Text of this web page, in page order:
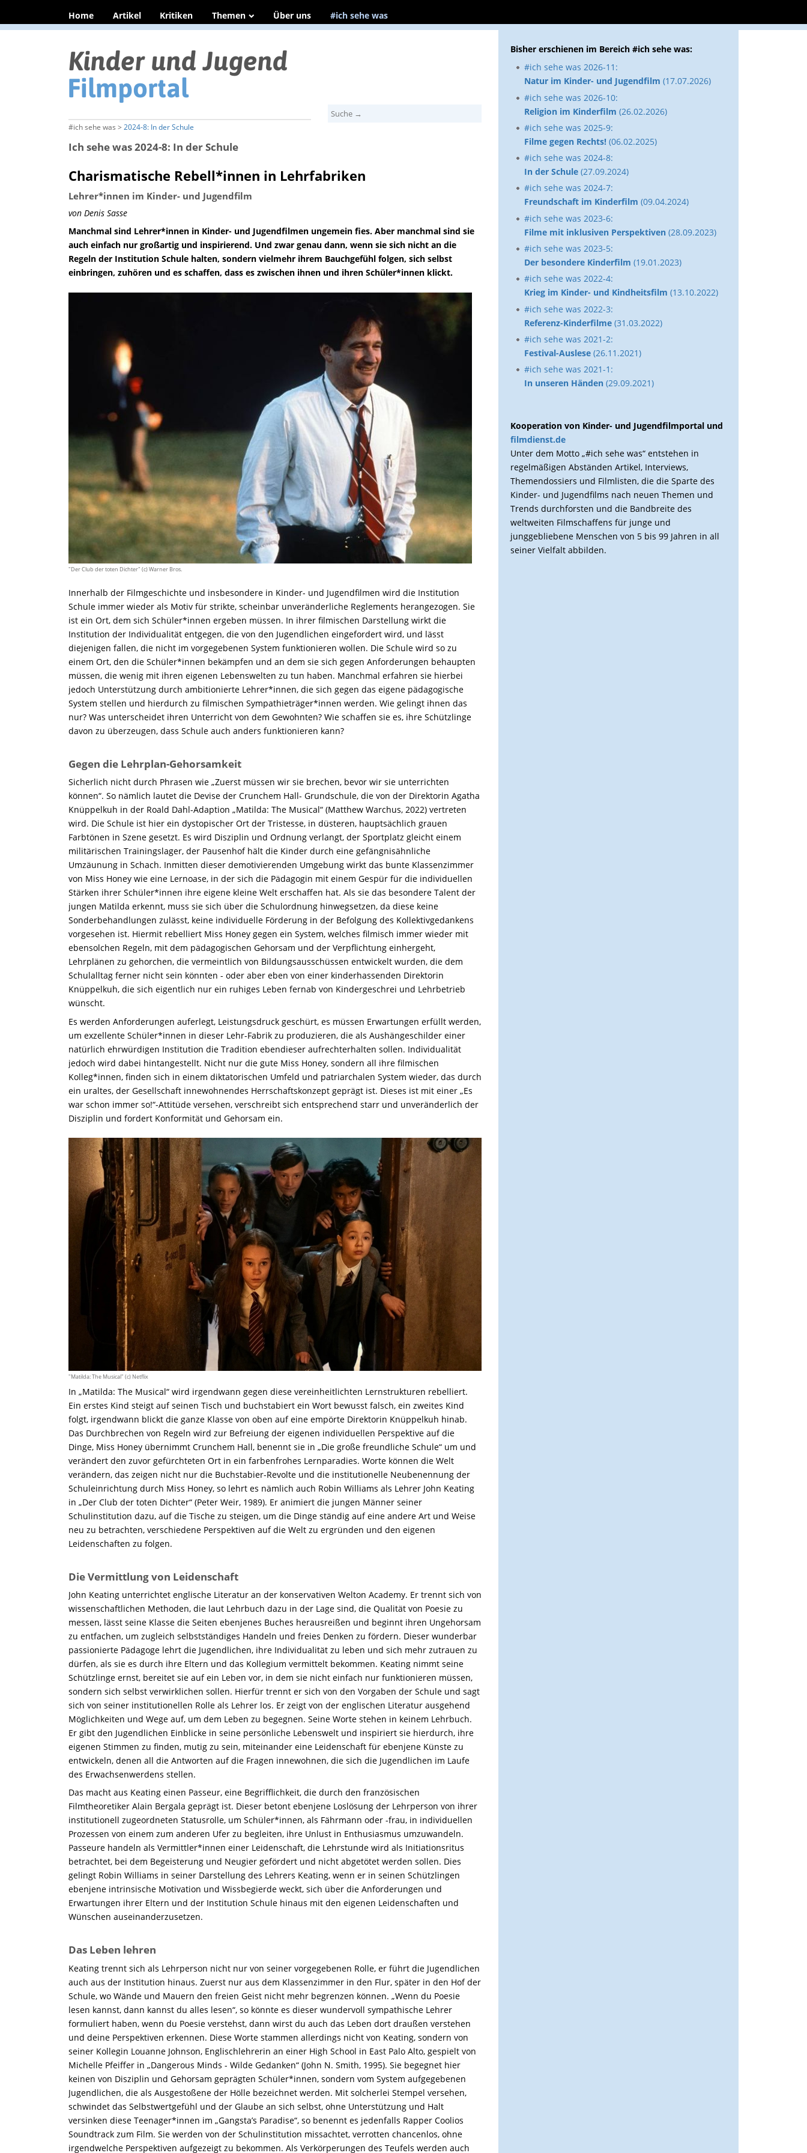
Home Artikel Kritiken Themen Über uns #ich sehe was
#ich sehe was > 2024-8: In der Schule
Ich sehe was 2024-8: In der Schule
Charismatische Rebell*innen in Lehrfabriken
Lehrer*innen im Kinder- und Jugendfilm
von Denis Sasse
Manchmal sind Lehrer*innen in Kinder- und Jugendfilmen ungemein fies. Aber manchmal sind sie
auch einfach nur großartig und inspirierend. Und zwar genau dann, wenn sie sich nicht an die
Regeln der Institution Schule halten, sondern vielmehr ihrem Bauchgefühl folgen, sich selbst
einbringen, zuhören und es schaffen, dass es zwischen ihnen und ihren Schüler*innen klickt.
"Der Club der toten Dichter" (c) Warner Bros.
Innerhalb der Filmgeschichte und insbesondere in Kinder- und Jugendfilmen wird die Institution
Schule immer wieder als Motiv für strikte, scheinbar unveränderliche Reglements herangezogen. Sie
ist ein Ort, dem sich Schüler*innen ergeben müssen. In ihrer filmischen Darstellung wirkt die
Institution der Individualität entgegen, die von den Jugendlichen eingefordert wird, und lässt
diejenigen fallen, die nicht im vorgegebenen System funktionieren wollen. Die Schule wird so zu
einem Ort, den die Schüler*innen bekämpfen und an dem sie sich gegen Anforderungen behaupten
müssen, die wenig mit ihren eigenen Lebenswelten zu tun haben. Manchmal erfahren sie hierbei
jedoch Unterstützung durch ambitionierte Lehrer*innen, die sich gegen das eigene pädagogische
System stellen und hierdurch zu filmischen Sympathieträger*innen werden. Wie gelingt ihnen das
nur? Was unterscheidet ihren Unterricht von dem Gewohnten? Wie schaffen sie es, ihre Schützlinge
davon zu überzeugen, dass Schule auch anders funktionieren kann?
Gegen die Lehrplan-Gehorsamkeit
Sicherlich nicht durch Phrasen wie „Zuerst müssen wir sie brechen, bevor wir sie unterrichten
können“. So nämlich lautet die Devise der Crunchem Hall- Grundschule, die von der Direktorin Agatha
Knüppelkuh in der Roald Dahl-Adaption „Matilda: The Musical“ (Matthew Warchus, 2022) vertreten
wird. Die Schule ist hier ein dystopischer Ort der Tristesse, in düsteren, hauptsächlich grauen
Farbtönen in Szene gesetzt. Es wird Disziplin und Ordnung verlangt, der Sportplatz gleicht einem
militärischen Trainingslager, der Pausenhof hält die Kinder durch eine gefängnisähnliche
Umzäunung in Schach. Inmitten dieser demotivierenden Umgebung wirkt das bunte Klassenzimmer
von Miss Honey wie eine Lernoase, in der sich die Pädagogin mit einem Gespür für die individuellen
Stärken ihrer Schüler*innen ihre eigene kleine Welt erschaffen hat. Als sie das besondere Talent der
jungen Matilda erkennt, muss sie sich über die Schulordnung hinwegsetzen, da diese keine
Sonderbehandlungen zulässt, keine individuelle Förderung in der Befolgung des Kollektivgedankens
vorgesehen ist. Hiermit rebelliert Miss Honey gegen ein System, welches filmisch immer wieder mit
ebensolchen Regeln, mit dem pädagogischen Gehorsam und der Verpflichtung einhergeht,
Lehrplänen zu gehorchen, die vermeintlich von Bildungsausschüssen entwickelt wurden, die dem
Schulalltag ferner nicht sein könnten - oder aber eben von einer kinderhassenden Direktorin
Knüppelkuh, die sich eigentlich nur ein ruhiges Leben fernab von Kindergeschrei und Lehrbetrieb
wünscht.
Es werden Anforderungen auferlegt, Leistungsdruck geschürt, es müssen Erwartungen erfüllt werden,
um exzellente Schüler*innen in dieser Lehr-Fabrik zu produzieren, die als Aushängeschilder einer
natürlich ehrwürdigen Institution die Tradition ebendieser aufrechterhalten sollen. Individualität
jedoch wird dabei hintangestellt. Nicht nur die gute Miss Honey, sondern all ihre filmischen
Kolleg*innen, finden sich in einem diktatorischen Umfeld und patriarchalen System wieder, das durch
ein uraltes, der Gesellschaft innewohnendes Herrschaftskonzept geprägt ist. Dieses ist mit einer „Es
war schon immer so!“-Attitüde versehen, verschreibt sich entsprechend starr und unveränderlich der
Disziplin und fordert Konformität und Gehorsam ein.
"Matilda: The Musical" (c) Netflix
In „Matilda: The Musical“ wird irgendwann gegen diese vereinheitlichten Lernstrukturen rebelliert.
Ein erstes Kind steigt auf seinen Tisch und buchstabiert ein Wort bewusst falsch, ein zweites Kind
folgt, irgendwann blickt die ganze Klasse von oben auf eine empörte Direktorin Knüppelkuh hinab.
Das Durchbrechen von Regeln wird zur Befreiung der eigenen individuellen Perspektive auf die
Dinge, Miss Honey übernimmt Crunchem Hall, benennt sie in „Die große freundliche Schule“ um und
verändert den zuvor gefürchteten Ort in ein farbenfrohes Lernparadies. Worte können die Welt
verändern, das zeigen nicht nur die Buchstabier-Revolte und die institutionelle Neubenennung der
Schuleinrichtung durch Miss Honey, so lehrt es nämlich auch Robin Williams als Lehrer John Keating
in „Der Club der toten Dichter“ (Peter Weir, 1989). Er animiert die jungen Männer seiner
Schulinstitution dazu, auf die Tische zu steigen, um die Dinge ständig auf eine andere Art und Weise
neu zu betrachten, verschiedene Perspektiven auf die Welt zu ergründen und den eigenen
Leidenschaften zu folgen.
Die Vermittlung von Leidenschaft
John Keating unterrichtet englische Literatur an der konservativen Welton Academy. Er trennt sich von
wissenschaftlichen Methoden, die laut Lehrbuch dazu in der Lage sind, die Qualität von Poesie zu
messen, lässt seine Klasse die Seiten ebenjenes Buches herausreißen und beginnt ihren Ungehorsam
zu entfachen, um zugleich selbstständiges Handeln und freies Denken zu fördern. Dieser wunderbar
passionierte Pädagoge lehrt die Jugendlichen, ihre Individualität zu leben und sich mehr zutrauen zu
dürfen, als sie es durch ihre Eltern und das Kollegium vermittelt bekommen. Keating nimmt seine
Schützlinge ernst, bereitet sie auf ein Leben vor, in dem sie nicht einfach nur funktionieren müssen,
sondern sich selbst verwirklichen sollen. Hierfür trennt er sich von den Vorgaben der Schule und sagt
sich von seiner institutionellen Rolle als Lehrer los. Er zeigt von der englischen Literatur ausgehend
Möglichkeiten und Wege auf, um dem Leben zu begegnen. Seine Worte stehen in keinem Lehrbuch.
Er gibt den Jugendlichen Einblicke in seine persönliche Lebenswelt und inspiriert sie hierdurch, ihre
eigenen Stimmen zu finden, mutig zu sein, miteinander eine Leidenschaft für ebenjene Künste zu
entwickeln, denen all die Antworten auf die Fragen innewohnen, die sich die Jugendlichen im Laufe
des Erwachsenwerdens stellen.
Das macht aus Keating einen Passeur, eine Begrifflichkeit, die durch den französischen
Filmtheoretiker Alain Bergala geprägt ist. Dieser betont ebenjene Loslösung der Lehrperson von ihrer
institutionell zugeordneten Statusrolle, um Schüler*innen, als Fährmann oder -frau, in individuellen
Prozessen von einem zum anderen Ufer zu begleiten, ihre Unlust in Enthusiasmus umzuwandeln.
Passeure handeln als Vermittler*innen einer Leidenschaft, die Lehrstunde wird als Initiationsritus
betrachtet, bei dem Begeisterung und Neugier gefördert und nicht abgetötet werden sollen. Dies
gelingt Robin Williams in seiner Darstellung des Lehrers Keating, wenn er in seinen Schützlingen
ebenjene intrinsische Motivation und Wissbegierde weckt, sich über die Anforderungen und
Erwartungen ihrer Eltern und der Institution Schule hinaus mit den eigenen Leidenschaften und
Wünschen auseinanderzusetzen.
Das Leben lehren
Keating trennt sich als Lehrperson nicht nur von seiner vorgegebenen Rolle, er führt die Jugendlichen
auch aus der Institution hinaus. Zuerst nur aus dem Klassenzimmer in den Flur, später in den Hof der
Schule, wo Wände und Mauern den freien Geist nicht mehr begrenzen können. „Wenn du Poesie
lesen kannst, dann kannst du alles lesen“, so könnte es dieser wundervoll sympathische Lehrer
formuliert haben, wenn du Poesie verstehst, dann wirst du auch das Leben dort draußen verstehen
und deine Perspektiven erkennen. Diese Worte stammen allerdings nicht von Keating, sondern von
seiner Kollegin Louanne Johnson, Englischlehrerin an einer High School in East Palo Alto, gespielt von
Michelle Pfeiffer in „Dangerous Minds - Wilde Gedanken“ (John N. Smith, 1995). Sie begegnet hier
keinen von Disziplin und Gehorsam geprägten Schüler*innen, sondern vom System aufgegebenen
Jugendlichen, die als Ausgestoßene der Hölle bezeichnet werden. Mit solcherlei Stempel versehen,
schwindet das Selbstwertgefühl und der Glaube an sich selbst, ohne Unterstützung und Halt
versinken diese Teenager*innen im „Gangsta’s Paradise“, so benennt es jedenfalls Rapper Coolios
Soundtrack zum Film. Sie werden von der Schulinstitution missachtet, verrotten chancenlos, ohne
irgendwelche Perspektiven aufgezeigt zu bekommen. Als Verkörperungen des Teufels werden auch
Bisher erschienen im Bereich #ich sehe was:
#ich sehe was 2026-11:
Natur im Kinder- und Jugendfilm (17.07.2026)
#ich sehe was 2026-10:
Religion im Kinderfilm (26.02.2026)
#ich sehe was 2025-9:
Filme gegen Rechts! (06.02.2025)
#ich sehe was 2024-8:
In der Schule (27.09.2024)
#ich sehe was 2024-7:
Freundschaft im Kinderfilm (09.04.2024)
#ich sehe was 2023-6:
Filme mit inklusiven Perspektiven (28.09.2023)
#ich sehe was 2023-5:
Der besondere Kinderfilm (19.01.2023)
#ich sehe was 2022-4:
Krieg im Kinder- und Kindheitsfilm (13.10.2022)
#ich sehe was 2022-3:
Referenz-Kinderfilme (31.03.2022)
#ich sehe was 2021-2:
Festival-Auslese (26.11.2021)
#ich sehe was 2021-1:
In unseren Händen (29.09.2021)
Kooperation von Kinder- und Jugendfilmportal und
filmdienst.de
Unter dem Motto „#ich sehe was“ entstehen in
regelmäßigen Abständen Artikel, Interviews,
Themendossiers und Filmlisten, die die Sparte des
Kinder- und Jugendfilms nach neuen Themen und
Trends durchforsten und die Bandbreite des
weltweiten Filmschaffens für junge und
junggebliebene Menschen von 5 bis 99 Jahren in all
seiner Vielfalt abbilden.